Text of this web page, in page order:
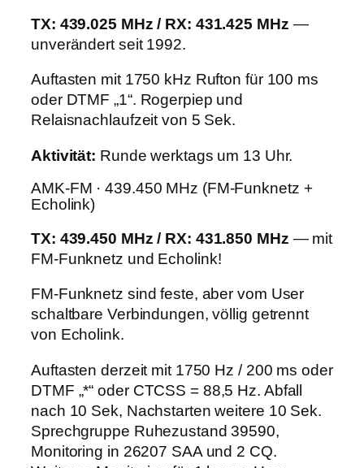
TX: 439.025 MHz / RX: 431.425 MHz —
unverändert seit 1992.
Auftasten mit 1750 kHz Rufton für 100 ms
oder DTMF „1“. Rogerpiep und
Relaisnachlaufzeit von 5 Sek.
Aktivität: Runde werktags um 13 Uhr.
AMK-FM · 439.450 MHz (FM-Funknetz +
Echolink)
TX: 439.450 MHz / RX: 431.850 MHz — mit
FM-Funknetz und Echolink!
FM-Funknetz sind feste, aber vom User
schaltbare Verbindungen, völlig getrennt
von Echolink.
Auftasten derzeit mit 1750 Hz / 200 ms oder
DTMF „*“ oder CTCSS = 88,5 Hz. Abfall
nach 10 Sek, Nachstarten weitere 10 Sek.
Sprechgruppe Ruhezustand 39590,
Monitoring in 26207 SAA und 2 CQ.